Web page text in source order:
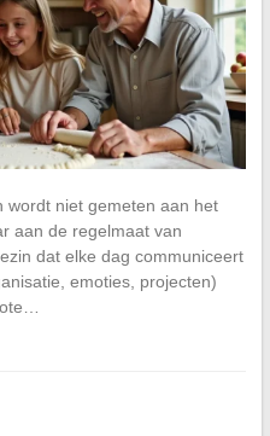
wordt niet gemeten aan het
aan de regelmaat van
dat elke dag communiceert
emoties, projecten)